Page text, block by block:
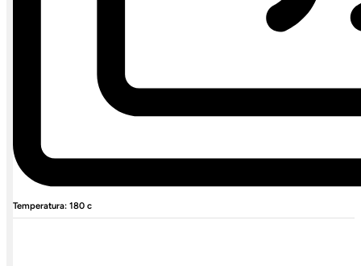
Temperatura: 180 c